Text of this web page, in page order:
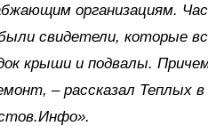
организациям.
свидетели, которые
крыши и подвалы.
– рассказал Теплых в